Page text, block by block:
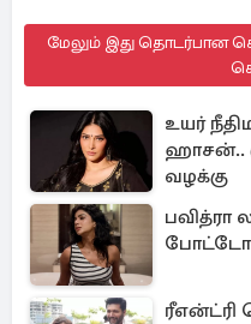
மேலும் இது தொடர்பான
உயர்
ஹாசன்..
வழக்கு
பவித்ரா
ரீஎன்ட்ரி